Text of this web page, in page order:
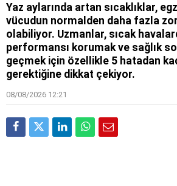
Yaz aylarında artan sıcaklıklar,
vücudun normalden daha fazla
olabiliyor. Uzmanlar, sıcak
performansı korumak ve sağlık
geçmek için özellikle 5 hatadan
gerektiğine dikkat çekiyor.
08/08/2026 12:21